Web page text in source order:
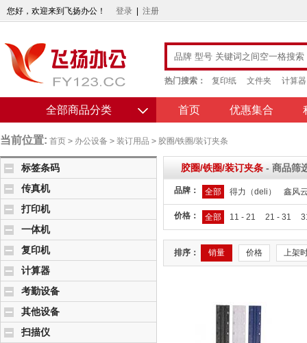
您好，欢迎来到飞扬办公！ 登录 注册
热门搜索： 复印纸 文件夹 计算器
全部商品分类 首页 优惠集合
当前位置: 首页 > 办公设备 > 装订用品 > 胶圈/铁圈/装订夹条
标签条码
传真机
打印机
一体机
复印机
计算器
考勤设备
其他设备
扫描仪
胶圈/铁圈/装订夹条 - 商品筛
品牌： 全部 得力（deli） 鑫风
价格： 全部 11 - 21 21 - 31
排序： 销量 价格 上架